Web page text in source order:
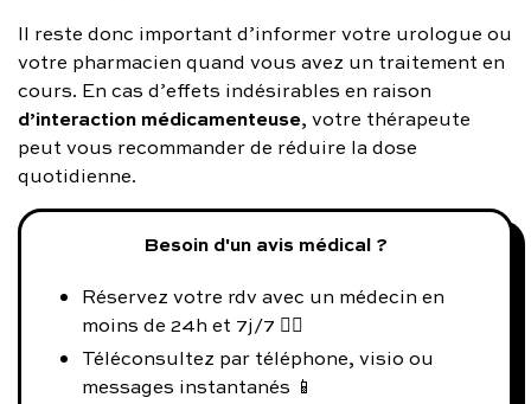
Il reste donc important d’informer votre urologue ou
votre pharmacien quand vous avez un traitement en
cours. En cas d’effets indésirables en raison
d’interaction médicamenteuse, votre thérapeute
peut vous recommander de réduire la dose
quotidienne.
Besoin d'un avis médical ?
Réservez votre rdv avec un médecin en
moins de 24h et 7j/7 👨‍⚕️
Téléconsultez par téléphone, visio ou
messages instantanés 📱